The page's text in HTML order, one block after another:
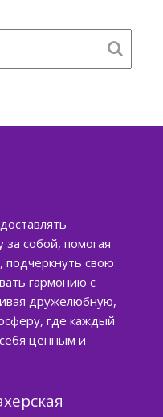
за собой, помогая
подчеркнуть свою
гармонию с
дружелюбную,
где каждый
ценным и